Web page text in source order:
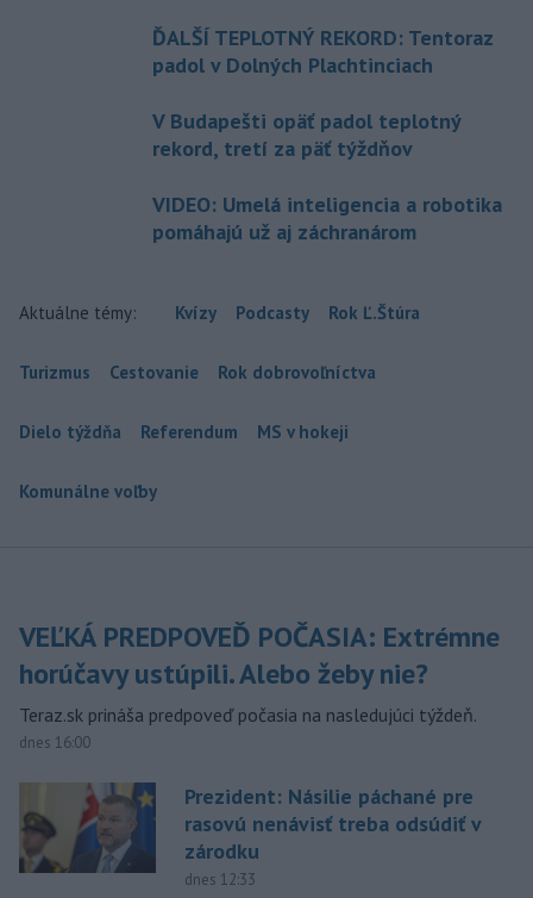
ĎALŠÍ TEPLOTNÝ REKORD: Tentoraz
padol v Dolných Plachtinciach
V Budapešti opäť padol teplotný
rekord, tretí za päť týždňov
VIDEO: Umelá inteligencia a robotika
pomáhajú už aj záchranárom
Aktuálne témy: Kvízy Podcasty Rok Ľ.Štúra
Turizmus Cestovanie Rok dobrovoľníctva
Dielo týždňa Referendum MS v hokeji
Komunálne voľby
VEĽKÁ PREDPOVEĎ POČASIA: Extrémne
horúčavy ustúpili. Alebo žeby nie?
Teraz.sk prináša predpoveď počasia na nasledujúci týždeň.
dnes 16:00
Prezident: Násilie páchané pre
rasovú nenávisť treba odsúdiť v
zárodku
dnes 12:33